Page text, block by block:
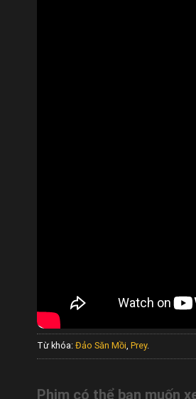
Từ khóa: Đảo Săn Mồi, Prey.
Phim có thể bạn muốn